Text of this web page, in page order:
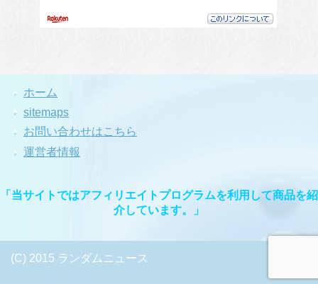
ホーム
sitemaps
お問い合わせはこちら
運営者情報
「当サイトではアフィリエイトプログラムを利用して商品を紹
介しています。」
(C) 2015 ランダムニュース